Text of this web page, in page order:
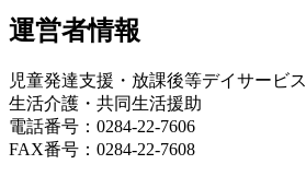
運営者情報
児童発達支援・放課後等デイサービス
生活介護・共同生活援助
電話番号：0284-22-7606
FAX番号：0284-22-7608